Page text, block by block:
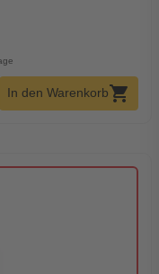
Menge
In den Warenkorbshopping_cart